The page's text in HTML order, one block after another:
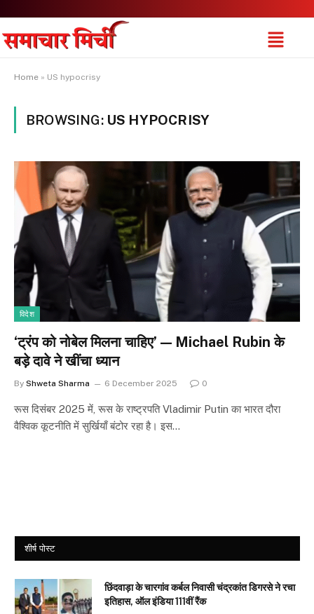
Home » US hypocrisy
BROWSING: US HYPOCRISY
विदेश
‘ट्रंप को नोबेल मिलना चाहिए’ — Michael Rubin के
बड़े दावे ने खींचा ध्यान
By Shweta Sharma 6 December 2025 0
रूस दिसंबर 2025 में, रूस के राष्ट्रपति Vladimir Putin का भारत दौरा
वैश्विक कूटनीति में सुर्खियाँ बंटोर रहा है। इस…
शीर्ष पोस्ट
छिंदवाड़ा के चारगांव कर्बल निवासी चंद्रकांत डिगरसे ने रचा
इतिहास, ऑल इंडिया 111वीं रैंक